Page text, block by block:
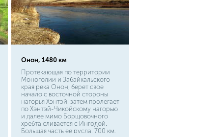
Онон, 1480 км
Протекающая по территории
Моноголии и Забайкальского
края река Онон, берет свое
начало с восточной стороны
нагорья Хэнтэй, затем пролегает
по Хэнтэй-Чикойскому нагорью
и далее мимо Борщовочного
хребта сливается с Ингодой.
Большая часть ее русла, 700 км,